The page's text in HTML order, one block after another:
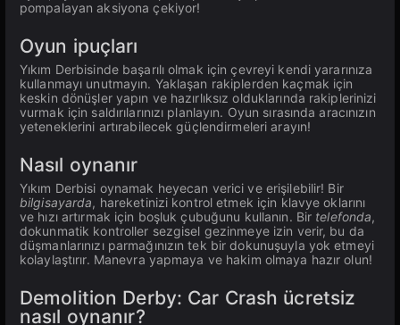
pompalayan aksiyona çekiyor!
Oyun ipuçları
Yıkım Derbisinde başarılı olmak için çevreyi kendi yararınıza
kullanmayı unutmayın. Yaklaşan rakiplerden kaçmak için
keskin dönüşler yapın ve hazırlıksız olduklarında rakiplerinizi
vurmak için saldırılarınızı planlayın. Oyun sırasında aracınızın
yeteneklerini artırabilecek güçlendirmeleri arayın!
Nasıl oynanır
Yıkım Derbisi oynamak heyecan verici ve erişilebilir! Bir
bilgisayarda, hareketinizi kontrol etmek için klavye oklarını
ve hızı artırmak için boşluk çubuğunu kullanın. Bir telefonda,
dokunmatik kontroller sezgisel gezinmeye izin verir, bu da
düşmanlarınızı parmağınızın tek bir dokunuşuyla yok etmeyi
kolaylaştırır. Manevra yapmaya ve hakim olmaya hazır olun!
Demolition Derby: Car Crash ücretsiz
nasıl oynanır?